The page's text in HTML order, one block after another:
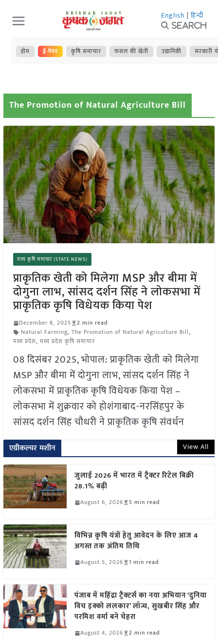
Skip
to
content
English | हिन्दी
Search
होम ई-पेपर कृषि समाचार फसल की खेती उद्यानिकी सरकारी
The Promotion of Natural Agriculture Bill
राज्य कृषि समाचार (STATE NEWS)
प्राकृतिक खेती को मिलेगा MSP और बीमा में
दोगुना लाभ, सांसद दर्शन सिंह ने लोकसभा में
प्राकृतिक कृषि विधेयक किया पेश
December 8, 2025
2 min read
Natural Farming, The Promotion of Natural Agriculture Bill,
मध्य प्रदेश, मध्य प्रदेश कृषि समाचार
08 दिसंबर 2025, भोपाल: प्राकृतिक खेती को मिलेगा
MSP और बीमा में दोगुना लाभ, सांसद दर्शन सिंह ने
लोकसभा में प्राकृतिक कृषि विधेयक किया पेश –
लोकसभा में शुक्रवार को होशंगाबाद-नरसिंहपुर के
सांसद दर्शन सिंह चौधरी ने प्राकृतिक कृषि संवर्धन
एग्रीकल्चर मशीन View All
जुलाई 2026 में भारत में ट्रैक्टर रिटेल बिक्री
28.1% बढ़ी
August 6, 2026 5 min read
विभिन्न कृषि यंत्रों हेतु आवेदन के लिए आज 4
अगस्त तक अंतिम तिथि
August 5, 2026 1 min read
पंजाब में महिंद्रा ट्रैक्टर्स का नया अभियान ‘दुनिया
विच इक्को ललकार’ लॉन्च, सुखबीर सिंह और
परमिश वर्मा बने चेहरा
August 4, 2026 2 min read